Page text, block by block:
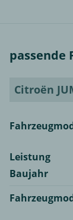
passende
Citroën
Leistung
Baujahr